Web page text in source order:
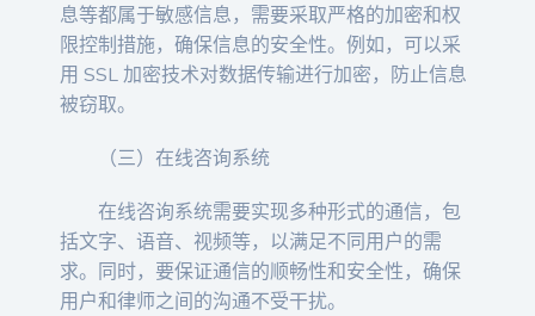
息等都属于敏感信息，需要采取严格的加密和权
限控制措施，确保信息的安全性。例如，可以采
用 SSL 加密技术对数据传输进行加密，防止信息
被窃取。
（三）在线咨询系统
在线咨询系统需要实现多种形式的通信，包
括文字、语音、视频等，以满足不同用户的需
求。同时，要保证通信的顺畅性和安全性，确保
用户和律师之间的沟通不受干扰。